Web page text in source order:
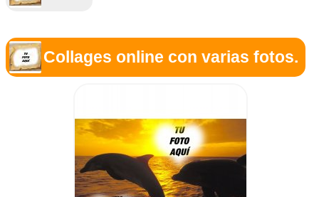
Collages online con varias fotos.